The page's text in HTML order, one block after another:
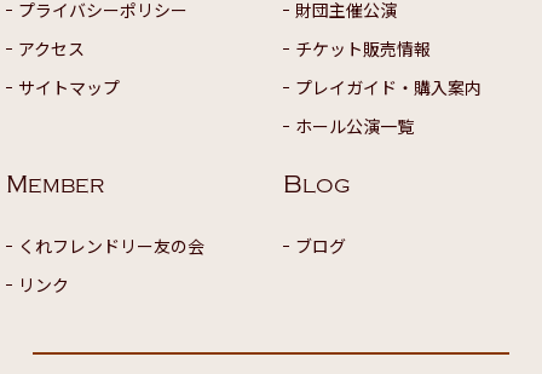
プライバシーポリシー
アクセス
サイトマップ
財団主催公演
チケット販売情報
プレイガイド・購入案内
ホール公演一覧
MEMBER
くれフレンドリー友の会
リンク
BLOG
ブログ